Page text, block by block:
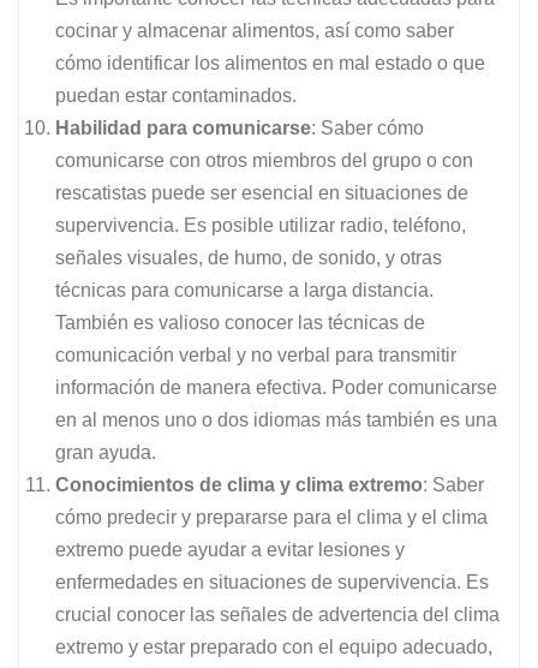
cocinar y almacenar alimentos, así como saber
cómo identificar los alimentos en mal estado o que
puedan estar contaminados.
Habilidad para comunicarse: Saber cómo
comunicarse con otros miembros del grupo o con
rescatistas puede ser esencial en situaciones de
supervivencia. Es posible utilizar radio, teléfono,
señales visuales, de humo, de sonido, y otras
técnicas para comunicarse a larga distancia.
También es valioso conocer las técnicas de
comunicación verbal y no verbal para transmitir
información de manera efectiva. Poder comunicarse
en al menos uno o dos idiomas más también es una
gran ayuda.
Conocimientos de clima y clima extremo: Saber
cómo predecir y prepararse para el clima y el clima
extremo puede ayudar a evitar lesiones y
enfermedades en situaciones de supervivencia. Es
crucial conocer las señales de advertencia del clima
extremo y estar preparado con el equipo adecuado,